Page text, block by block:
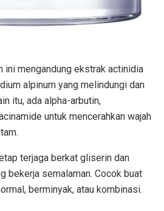
ini mengandung ekstrak actinidia
alpinum yang melindungi dan
itu, ada alpha-arbutin,
untuk mencerahkan wajah
terjaga berkat gliserin dan
bekerja semalaman. Cocok buat
berminyak, atau kombinasi.